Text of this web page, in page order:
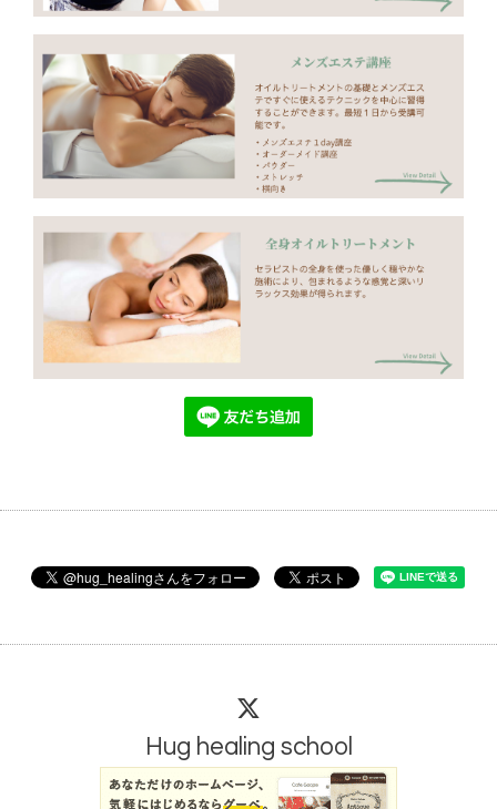
Hug healing school